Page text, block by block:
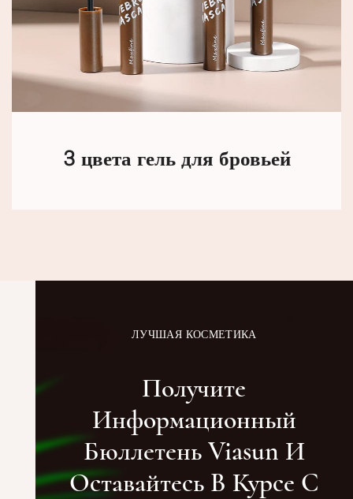
3 цвета гель для бровьей
ЛУЧШАЯ КОСМЕТИКА
Получите
Информационный
Бюллетень Viasun И
Оставайтесь В Курсе С